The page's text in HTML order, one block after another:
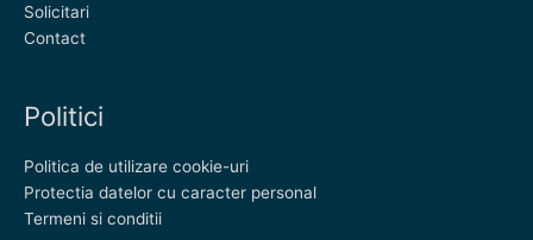
Solicitari
Contact
Politici
Politica de utilizare cookie-uri
Protectia datelor cu caracter personal
Termeni si conditii